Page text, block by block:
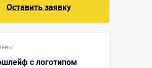
Оставить заявку
с логотипом